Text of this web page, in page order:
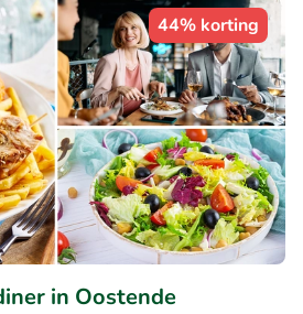
44% korting
in Oostende